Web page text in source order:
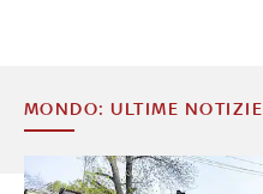
MONDO: ULTIME NOTIZIE